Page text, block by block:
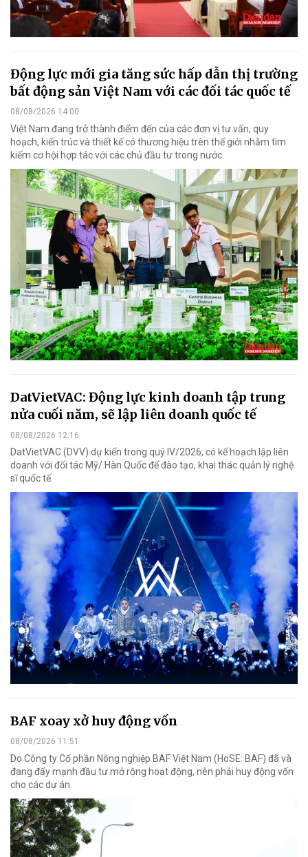
Động lực mới gia tăng sức hấp dẫn thị trường
bất động sản Việt Nam với các đối tác quốc tế
08/08/2026 14:00
Việt Nam đang trở thành điểm đến của các đơn vị tư vấn, quy
hoạch, kiến trúc và thiết kế có thương hiệu trên thế giới nhằm tìm
kiếm cơ hội hợp tác với các chủ đầu tư trong nước.
DatVietVAC: Động lực kinh doanh tập trung
nửa cuối năm, sẽ lập liên doanh quốc tế
08/08/2026 12:16
DatVietVAC (DVV) dự kiến trong quý IV/2026, có kế hoạch lập liên
doanh với đối tác Mỹ/ Hàn Quốc để đào tạo, khai thác quản lý nghệ
sĩ quốc tế.
BAF xoay xở huy động vốn
08/08/2026 11:51
Do Công ty Cổ phần Nông nghiệp BAF Việt Nam (HoSE: BAF) đã và
đang đẩy mạnh đầu tư mở rộng hoạt động, nên phải huy động vốn
cho các dự án.